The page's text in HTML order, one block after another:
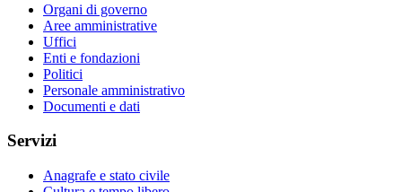
Organi di governo
Aree amministrative
Uffici
Enti e fondazioni
Politici
Personale amministrativo
Documenti e dati
Servizi
Anagrafe e stato civile